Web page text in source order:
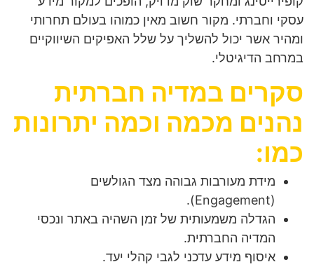
עסקי וחברתי. מקור חשוב מאין כמוהו בעולם תחרותי
ומהיר אשר יכול להשליך על שלל האפיקים השיווקיים
במרחב הדיגיטלי.
סקרים במדיה חברתית
נהנים מכמה וכמה יתרונות
כמו:
מידת מעורבות גבוהה מצד הגולשים
(Engagement).
הגדלה משמעותית של זמן השהיה באתר ונכסי
המדיה החברתית.
איסוף מידע עדכני לגבי קהלי יעד.